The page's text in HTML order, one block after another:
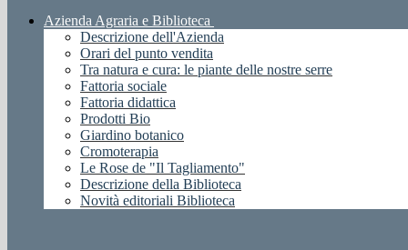
Azienda Agraria e Biblioteca
Descrizione dell'Azienda
Orari del punto vendita
Tra natura e cura: le piante delle nostre serre
Fattoria sociale
Fattoria didattica
Prodotti Bio
Giardino botanico
Cromoterapia
Le Rose de "Il Tagliamento"
Descrizione della Biblioteca
Novità editoriali Biblioteca